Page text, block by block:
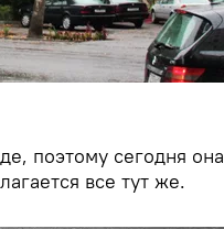
поэтому сегодня она
все тут же.